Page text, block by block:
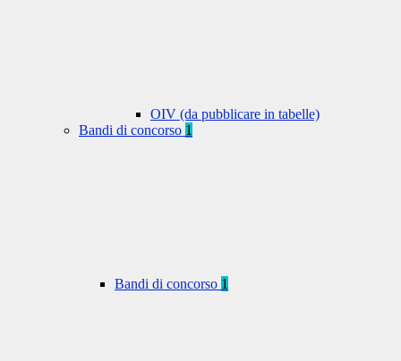
OIV (da pubblicare in tabelle)
Bandi di concorso 1
Bandi di concorso 1